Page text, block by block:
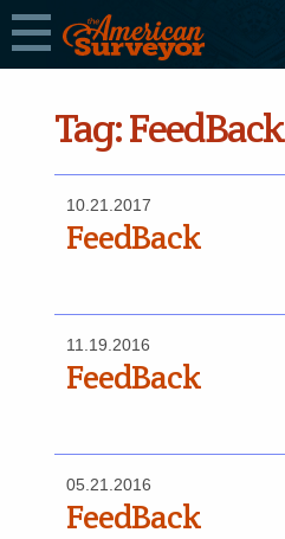
Tag:FeedBack
10.21.2017
FeedBack
11.19.2016
FeedBack
05.21.2016
FeedBack